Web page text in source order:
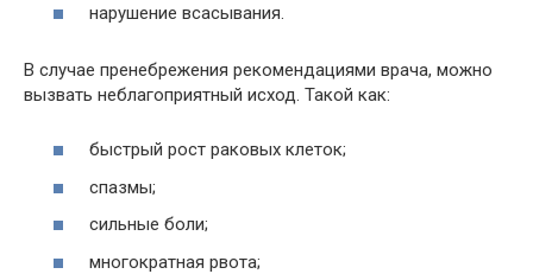
нарушение всасывания.
В случае пренебрежения рекомендациями врача, можно
вызвать неблагоприятный исход. Такой как:
быстрый рост раковых клеток;
спазмы;
сильные боли;
многократная рвота;